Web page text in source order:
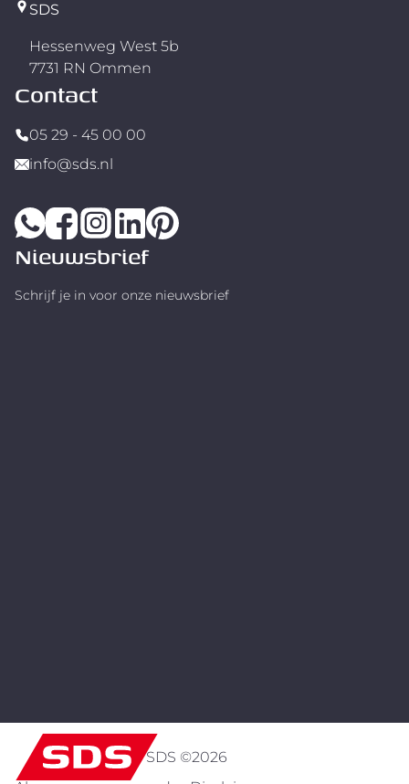
SDS
Hessenweg West 5b
7731 RN Ommen
Contact
05 29 - 45 00 00
info@sds.nl
Nieuwsbrief
Schrijf je in voor onze nieuwsbrief
SDS ©2026